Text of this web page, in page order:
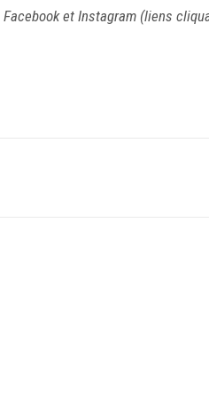
Facebooket Instagram (liens